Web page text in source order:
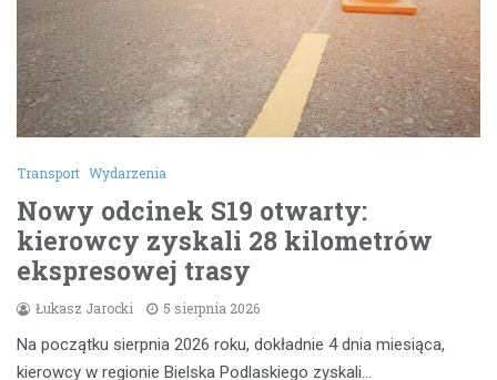
Transport Wydarzenia
Nowy odcinek S19 otwarty:
kierowcy zyskali 28 kilometrów
ekspresowej trasy
Łukasz Jarocki 5 sierpnia 2026
Na początku sierpnia 2026 roku, dokładnie 4 dnia miesiąca,
kierowcy w regionie Bielska Podlaskiego zyskali…